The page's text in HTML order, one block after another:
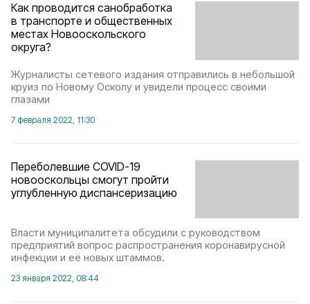
Как проводится санобработка
в транспорте и общественных
местах Новооскольского
округа?
Журналисты сетевого издания отправились в небольшой
круиз по Новому Осколу и увидели процесс своими
глазами
7 февраля 2022, 11:30
Переболевшие COVID-19
новооскольцы смогут пройти
углубленную диспансеризацию
Власти муниципалитета обсудили с руководством
предприятий вопрос распространения коронавирусной
инфекции и её новых штаммов.
23 января 2022, 08:44